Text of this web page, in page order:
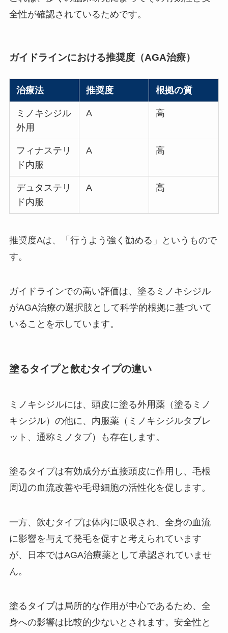
全性が確認されているためです。
ガイドラインにおける推奨度（AGA治療）
治療法 推奨度 根拠の質
ミノキシジル
外用
A 高
フィナステリ
ド内服
A 高
デュタステリ
ド内服
A 高
推奨度Aは、「行うよう強く勧める」というもので
す。
ガイドラインでの高い評価は、塗るミノキシジル
がAGA治療の選択肢として科学的根拠に基づいて
いることを示しています。
塗るタイプと飲むタイプの違い
ミノキシジルには、頭皮に塗る外用薬（塗るミノ
キシジル）の他に、内服薬（ミノキシジルタブレ
ット、通称ミノタブ）も存在します。
塗るタイプは有効成分が直接頭皮に作用し、毛根
周辺の血流改善や毛母細胞の活性化を促します。
一方、飲むタイプは体内に吸収され、全身の血流
に影響を与えて発毛を促すと考えられています
が、日本ではAGA治療薬として承認されていませ
ん。
塗るタイプは局所的な作用が中心であるため、全
身への影響は比較的少ないとされます。安全性と